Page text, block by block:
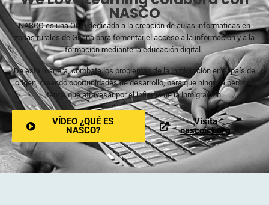
NASCO
NASCO es una ONG dedicada a la creación de aulas informáticas en
zonas rurales de Ghana para fomentar el acceso a la información y a la
formación mediante la educación digital.
De esta manera, combate los problemas de la inmigración en el país de
origen, creando oportunidades de desarrollo, para que ninguna persona
tenga que atravesar por el infierno de la inmigración.
VÍDEO ¿QUÉ ES
NASCO?
Visita
nascoict.org